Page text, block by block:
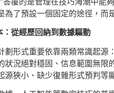
為了預設一個固定的途徑，
：從經歷回納到數據驅動
劃形式重要依靠兩類常識起源
狀況絕對穩固、信息範圍無限
源狹小、缺少復雜形式預判等